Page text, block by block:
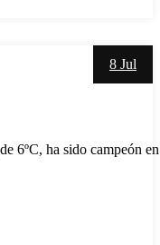
8 Jul
6ºC, ha sido campeón en